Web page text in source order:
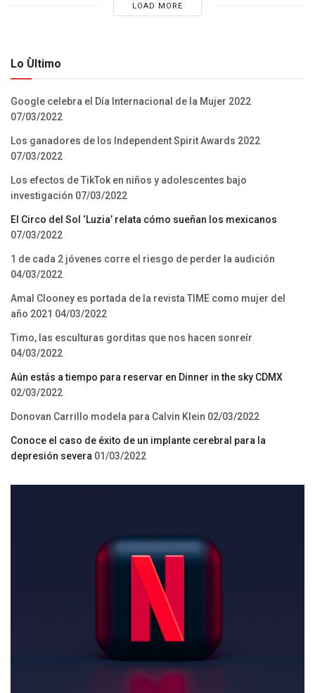
LOAD MORE
Lo Ùltimo
Google celebra el Día Internacional de la Mujer 2022
07/03/2022
Los ganadores de los Independent Spirit Awards 2022
07/03/2022
Los efectos de TikTok en niños y adolescentes bajo
investigación 07/03/2022
El Circo del Sol ‘Luzia’ relata cómo sueñan los mexicanos
07/03/2022
1 de cada 2 jóvenes corre el riesgo de perder la audición
04/03/2022
Amal Clooney es portada de la revista TIME como mujer del
año 2021 04/03/2022
Timo, las esculturas gorditas que nos hacen sonreír
04/03/2022
Aún estás a tiempo para reservar en Dinner in the sky CDMX
02/03/2022
Donovan Carrillo modela para Calvin Klein 02/03/2022
Conoce el caso de éxito de un implante cerebral para la
depresión severa 01/03/2022